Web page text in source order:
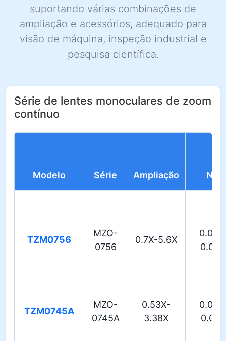
suportando várias combinações de
ampliação e acessórios, adequado para
visão de máquina, inspeção industrial e
pesquisa científica.
Série de lentes monoculares de zoom
contínuo
Modelo Série Ampliação NA
TZM0756
MZO-
0756
0.7X-5.6X
0.018-
0.092
TZM0745A
MZO-
0745A
0.53X-
3.38X
0.018-
0.078